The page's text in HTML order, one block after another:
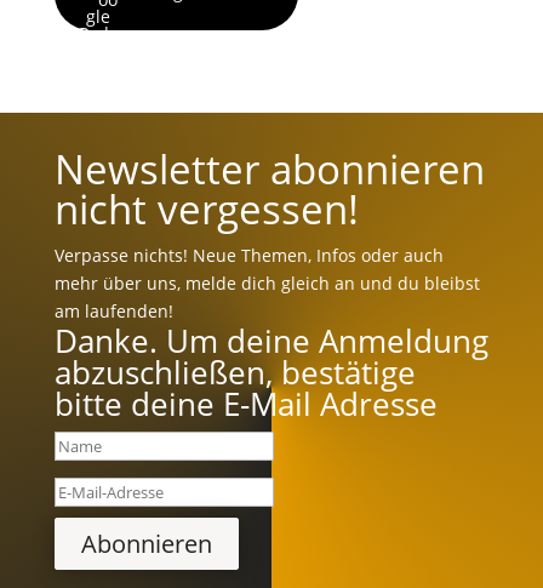
Newsletter abonnieren
nicht vergessen!
Verpasse nichts! Neue Themen, Infos oder auch
mehr über uns, melde dich gleich an und du bleibst
am laufenden!
Danke. Um deine Anmeldung
abzuschließen, bestätige
bitte deine E-Mail Adresse
Abonnieren